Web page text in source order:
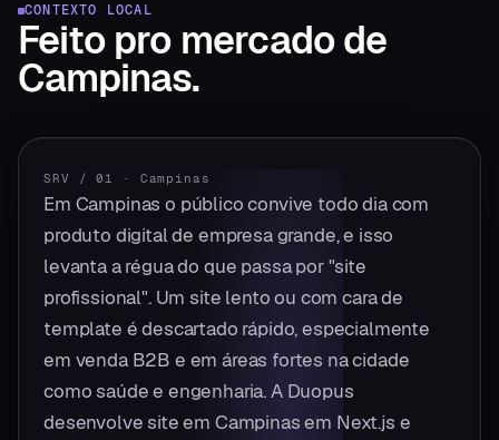
CONTEXTO LOCAL
Feito pro mercadode
Campinas.
SRV / 01 · Campinas
Em Campinas o público convive todo dia com
produto digital de empresa grande, e isso
levanta a régua do que passa por "site
profissional". Um site lento ou com cara de
template é descartado rápido, especialmente
em venda B2B e em áreas fortes na cidade
como saúde e engenharia. A Duopus
desenvolve site em Campinas em Next.js e